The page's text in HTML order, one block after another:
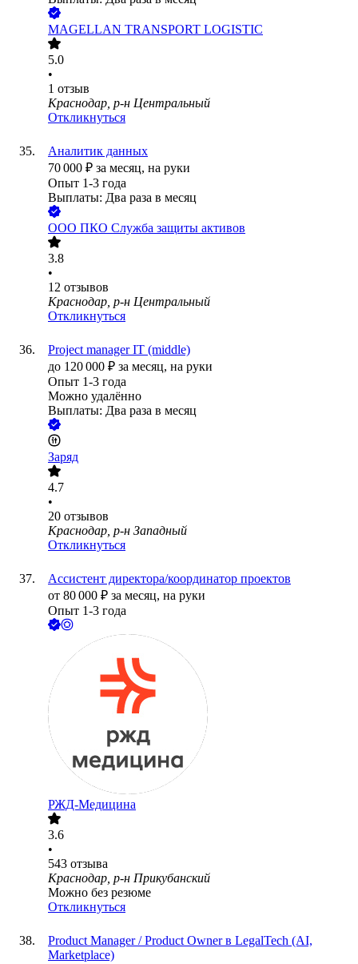
MAGELLAN TRANSPORT LOGISTIC
5.0
•
1 отзыв
Краснодар, р-н Центральный
Откликнуться
Аналитик данных
70 000 ₽ за месяц, на руки
Опыт 1-3 года
Выплаты: Два раза в месяц
ООО ПКО Служба защиты активов
3.8
•
12 отзывов
Краснодар, р-н Центральный
Откликнуться
Project manager IT (middle)
до 120 000 ₽ за месяц, на руки
Опыт 1-3 года
Можно удалённо
Выплаты: Два раза в месяц
Заряд
4.7
•
20 отзывов
Краснодар, р-н Западный
Откликнуться
Ассистент директора/координатор проектов
от 80 000 ₽ за месяц, на руки
Опыт 1-3 года
РЖД-Медицина
3.6
•
543 отзыва
Краснодар, р-н Прикубанский
Можно без резюме
Откликнуться
Product Manager / Product Owner в LegalTech (AI,
Marketplace)